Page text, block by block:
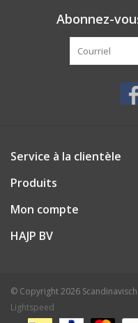
Abonnez-
Service à la clientèle
Produits
Mon compte
HAJP BV
© Copyright 2026
Lightspeed